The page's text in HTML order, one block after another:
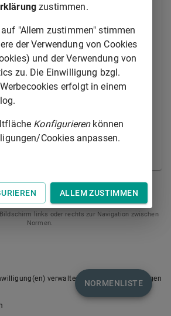
die in bezug auf dieselbe Tat
oder eine Maßregel der Besserung
wird, haften für die
Dies gilt nicht für die
eines bestellten Verteidigers oder
und die durch die Vollstreckung,
oder die
Untersuchungshandlungen, die
einen Mitangeklagten gerichtet
§ 467
links oder rechts zur Navigation zwischen
Normen.
NORMENLISTE
verwalten Nutzungsbedingungen
zustimmen.
"Allem zustimmen" stimmen
der Verwendung von Cookies
und der Verwendung von
zu. Die Einwilligung bzgl.
erfolgt in einem
Konfigurierenkönnen
Cookies anpassen.
ALLEM ZUSTIMMEN